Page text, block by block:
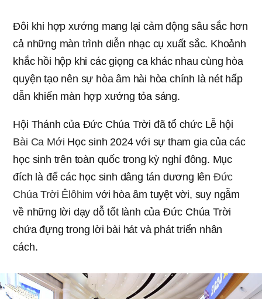
Đôi khi hợp xướng mang lại cảm động sâu sắc hơn
cả những màn trình diễn nhạc cụ xuất sắc. Khoảnh
khắc hồi hộp khi các giọng ca khác nhau cùng hòa
quyện tạo nên sự hòa âm hài hòa chính là nét hấp
dẫn khiến màn hợp xướng tỏa sáng.
Hội Thánh của Đức Chúa Trời đã tổ chức Lễ hội
Bài Ca Mới Học sinh 2024 với sự tham gia của các
học sinh trên toàn quốc trong kỳ nghỉ đông. Mục
đích là để các học sinh dâng tán dương lên Đức
Chúa Trời Êlôhim với hòa âm tuyệt vời, suy ngẫm
về những lời dạy dỗ tốt lành của Đức Chúa Trời
chứa đựng trong lời bài hát và phát triển nhân
cách.